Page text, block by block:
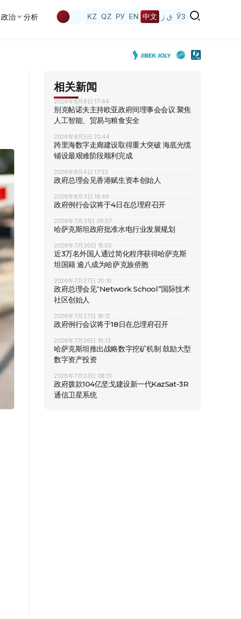
政治 分析 KZ QZ РУ EN 中文 ق ز ЎЗ
相关新闻
2026年8月6日 17:44
别克帖诺夫主持欧亚政府间理事会会议 聚焦
人工智能、贸易与粮食安全
2026年8月5日 20:44
跨里海数字走廊建设取得重大突破 海底光缆
铺设最艰难阶段顺利完成
2026年8月4日 17:52
政府总理会见香港赋生资本创始人
2026年8月3日 18:46
政府例行会议将于4日在总理府召开
2026年7月31日 09:57
哈萨克斯坦政府批准水电行业发展规划
2026年7月30日 15:53
近3万名外国人通过简化程序获得哈萨克斯
坦国籍 逾八成为哈萨克族侨胞
2026年7月27日 20:16
政府总理会见“Network School”国际技术
社区创始人
2026年7月27日 18:12
政府例行会议将于18日在总理府召开
2026年7月26日 10:13
哈萨克斯坦推出战略数字挖矿机制 鼓励大型
数字资产投资
2026年7月23日 08:51
政府拨款104亿坚戈建设新一代KazSat-3R
通信卫星系统